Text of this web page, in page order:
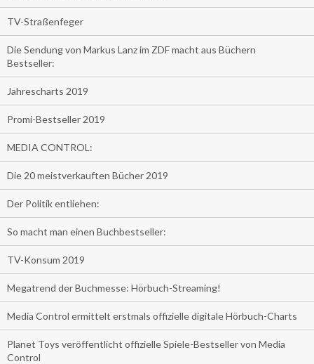
TV-Straßenfeger
Die Sendung von Markus Lanz im ZDF macht aus Büchern
Bestseller:
Jahrescharts 2019
Promi-Bestseller 2019
MEDIA CONTROL:
Die 20 meistverkauften Bücher 2019
Der Politik entliehen:
So macht man einen Buchbestseller:
TV-Konsum 2019
Megatrend der Buchmesse: Hörbuch-Streaming!
Media Control ermittelt erstmals offizielle digitale Hörbuch-Charts
Planet Toys veröffentlicht offizielle Spiele-Bestseller von Media
Control